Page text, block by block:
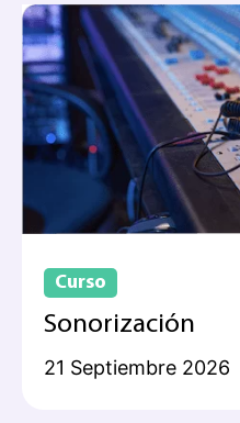
Curso
Sonorización
21 Septiembre 2026